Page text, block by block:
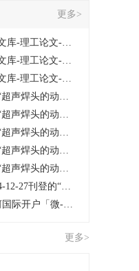
更多>
27，该论文由我本人在机电工程技术2024年第10期公开发表，lizhiwei并非本人，请将文章删除，消除影响，谢谢！
27，该论文由我本人在机电工程技术2024年第10期公开发表，lizhiwei并非本人，请将文章删除，消除影响，谢谢！
27，该论文由我本人在机电工程技术2024年第10期公开发表，lizhiwei并非本人，请将文章删除，消除影响，谢谢！
人在机电工程技术2024年第10期公开发表，lizhiwei并非本人，请将文章删除，消除影响，谢谢！
人在机电工程技术2024年第10期公开发表，lizhiwei并非本人，请将文章删除，消除影响，谢谢！
人在机电工程技术2024年第10期公开发表，lizhiwei并非本人，请将文章删除，消除影响，谢谢！
人在机电工程技术2024年第10期公开发表，lizhiwei并非本人，请将文章删除，消除影响，谢谢！
人在机电工程技术2024年第10期公开发表，lizhiwei并非本人，请将文章删除，消除影响，谢谢！
术”，在2024年第10期公开发表的，而本刊转载“lizhiwei”非本人操作，请尽快将其删除，消除不良影响。
存游戏《荒野起源》超新星测试将于12月18日上午10点正式开启!本次测试资格已陆续发放!各位拓荒者们准备好了么。
更多>